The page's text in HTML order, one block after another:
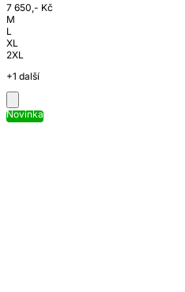
7 650,- Kč
M
L
XL
2XL
+1 další
Novinka